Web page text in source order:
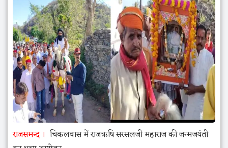
राजसमन्द
चिकलवास में राजऋषि सरसलजी महाराज की जन्मजयंती